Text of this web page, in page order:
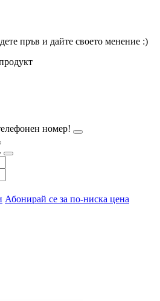
пръв и дайте своето менение :)
номер!
Абонирай се за по-ниска цена